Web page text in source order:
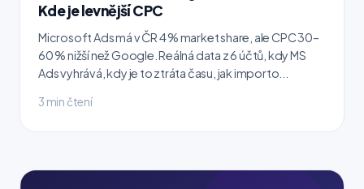
Kde je levnější CPC
Microsoft Ads má v ČR 4 % market share, ale CPC 30–
60 % nižší než Google. Reálná data z 6 účtů, kdy MS
Ads vyhrává, kdy je to ztráta času, jak importo...
3 min čtení